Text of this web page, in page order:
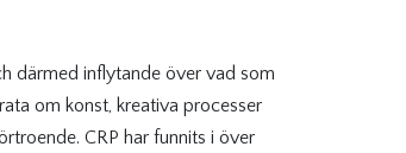
därmed inflytande över vad som
om konst, kreativa processer
CRP har funnits i över